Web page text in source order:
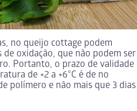
no queijo cottage podem
oxidação, que não podem ser
Portanto, o prazo de validade
de +2 a +6°C é de no
polímero e não mais que 3 dias